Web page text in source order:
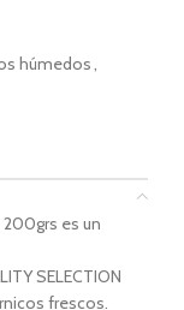
húmedos,
200grs es un
SELECTION
frescos.